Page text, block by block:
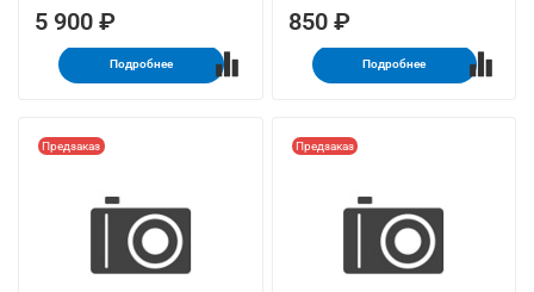
5 900 ₽
Подробнее
850 ₽
Подробнее
Предзаказ Предзаказ